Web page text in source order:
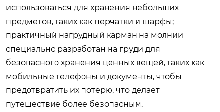
использоваться для хранения небольших
предметов, таких как перчатки и шарфы;
практичный нагрудный карман на молнии
специально разработан на груди для
безопасного хранения ценных вещей, таких как
мобильные телефоны и документы, чтобы
предотвратить их потерю, что делает
путешествие более безопасным.